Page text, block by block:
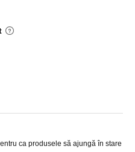
ca produsele să ajungă în stare